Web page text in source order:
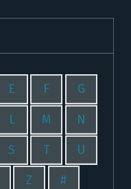
E F G
L M N
S T U
Z #